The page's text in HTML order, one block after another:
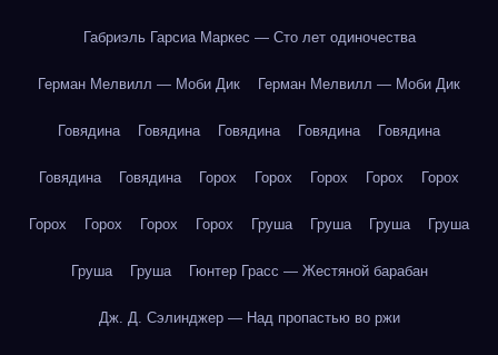
Габриэль Гарсиа Маркес — Сто лет одиночества
Герман Мелвилл — Моби Дик Герман Мелвилл — Моби Дик
Говядина Говядина Говядина Говядина Говядина
Говядина Говядина Горох Горох Горох Горох Горох
Горох Горох Горох Горох Груша Груша Груша Груша
Груша Груша Гюнтер Грасс — Жестяной барабан
Дж. Д. Сэлинджер — Над пропастью во ржи